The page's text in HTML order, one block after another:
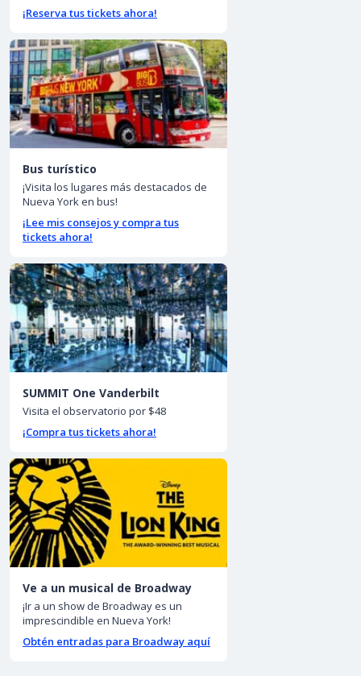
¡Reserva tus tickets ahora!
Bus turístico
¡Visita los lugares más destacados de
Nueva York en bus!
¡Lee mis consejos y compra tus
tickets ahora!
SUMMIT One Vanderbilt
Visita el observatorio por $48
¡Compra tus tickets ahora!
Ve a un musical de Broadway
¡Ir a un show de Broadway es un
imprescindible en Nueva York!
Obtén entradas para Broadway aquí